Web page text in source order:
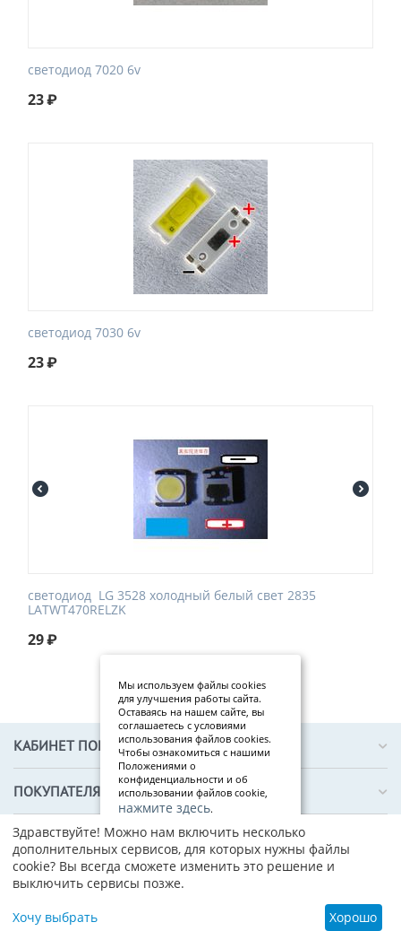
светодиод 7020 6v
23₽
светодиод 7030 6v
23₽
светодиод LG 3528 холодный белый свет 2835
LATWT470RELZK
29₽
КАБИНЕТ ПОКУПАТЕЛЯ
ПОКУПАТЕЛЯМ
О КОМПАНИИ
© 2019–2026 ТЕХПРОФИ — интернет-магазин электронных
Мы используем файлы cookies
для улучшения работы сайта.
Оставаясь на нашем сайте, вы
соглашаетесь с условиями
использования файлов cookies.
Чтобы ознакомиться с нашими
Положениями о
конфиденциальности и об
использовании файлов cookie,
нажмите здесь.
Я
со
гл
ас
Здравствуйте! Можно нам включить несколько
дополнительных сервисов, для которых нужны файлы
cookie? Вы всегда сможете изменить это решение и
выключить сервисы позже.
Хочу выбрать Хорошо